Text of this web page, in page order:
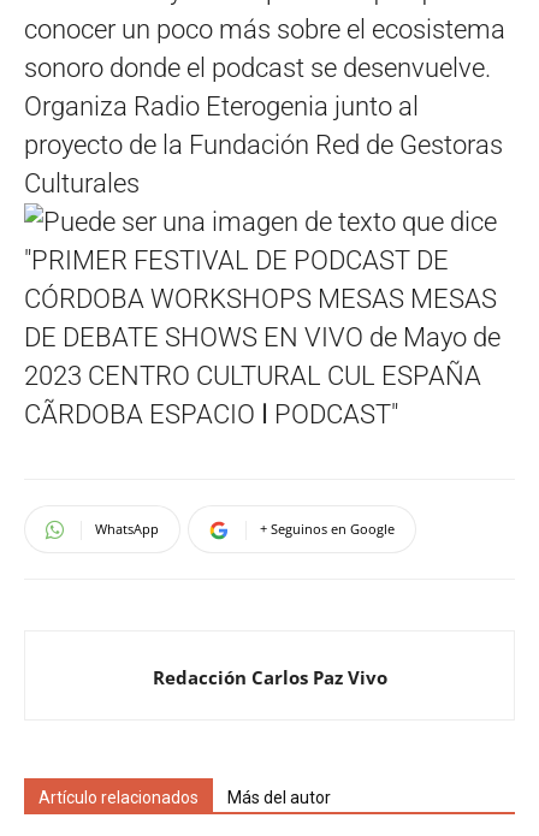
conocer un poco más sobre el ecosistema
sonoro donde el podcast se desenvuelve.
Organiza Radio Eterogenia junto al
proyecto de la Fundación Red de Gestoras
Culturales
WhatsApp + Seguinos en Google
Redacción Carlos Paz Vivo
Artículo relacionados Más del autor